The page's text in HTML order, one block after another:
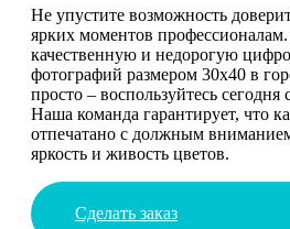
Не упустите возможность
ярких моментов профессионалам.
качественную и недорогую
фотографий размером 30х40 в
просто – воспользуйтесь
Наша команда гарантирует, что
отпечатано с должным
яркость и живость цветов.
Сделать заказ